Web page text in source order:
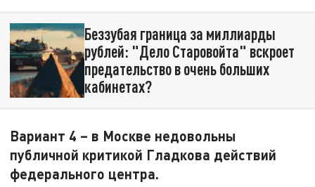
Беззубая граница за миллиарды
рублей: "Дело Старовойта" вскроет
предательство в очень больших
кабинетах?
Вариант 4 – в Москве недовольны
публичной критикой Гладкова действий
федерального центра.